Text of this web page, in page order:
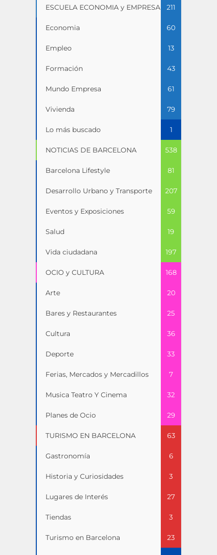
ESCUELA ECONOMIA y EMPRESA 211
Economia 60
Empleo 13
Formación 43
Mundo Empresa 61
Vivienda 79
Lo más buscado 1
NOTICIAS DE BARCELONA 538
Barcelona Lifestyle 81
Desarrollo Urbano y Transporte 207
Eventos y Exposiciones 59
Salud 19
Vida ciudadana 197
OCIO y CULTURA 168
Arte 20
Bares y Restaurantes 25
Cultura 36
Deporte 33
Ferias, Mercados y Mercadillos 7
Musica Teatro Y Cinema 32
Planes de Ocio 29
TURISMO EN BARCELONA 63
Gastronomía 6
Historia y Curiosidades 3
Lugares de Interés 27
Tiendas 3
Turismo en Barcelona 23